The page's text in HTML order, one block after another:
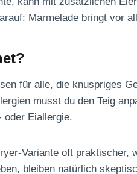
Marmelade bringt vor
für alle, die knuspriges
musst du den Teig
oder Eiallergie.
Variante oft praktischer,
bleiben natürlich